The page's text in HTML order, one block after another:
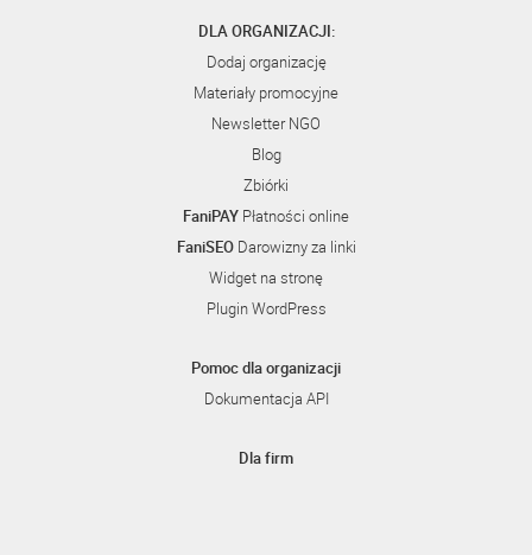
DLA ORGANIZACJI:
Dodaj organizację
Materiały promocyjne
Newsletter NGO
Blog
Zbiórki
FaniPAY Płatności online
FaniSEODarowizny za linki
Widget na stronę
Plugin WordPress
Pomoc dla organizacji
Dokumentacja API
Dla firm